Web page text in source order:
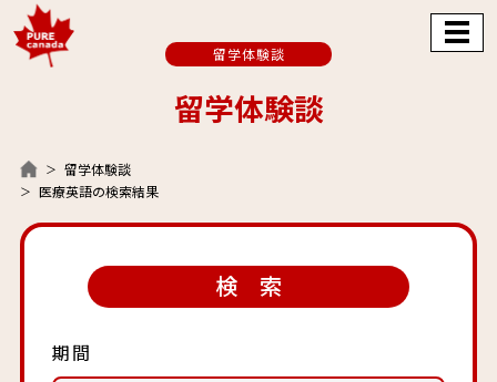
留学体験談
留学体験談
医療英語の検索結果
留学体験談
検 索
期間